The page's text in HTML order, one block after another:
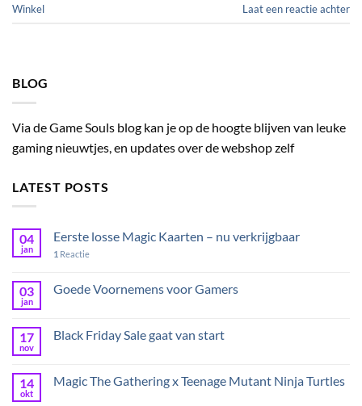
Winkel
Laat een reactie achter
BLOG
Via de Game Souls blog kan je op de hoogte blijven van leuke
gaming nieuwtjes, en updates over de webshop zelf
LATEST POSTS
04
jan
Eerste losse Magic Kaarten – nu verkrijgbaar
1 Reactie
03
jan
Goede Voornemens voor Gamers
17
nov
Black Friday Sale gaat van start
14
okt
Magic The Gathering x Teenage Mutant Ninja Turtles